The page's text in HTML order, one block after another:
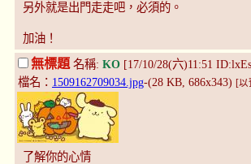
另外就是出門走走吧，必須的。
加油！
無標題 名稱: KO [17/10/28(六)11:51
檔名： 1509162709034.jpg-(28 KB, 686x343) [以
了解你的心情